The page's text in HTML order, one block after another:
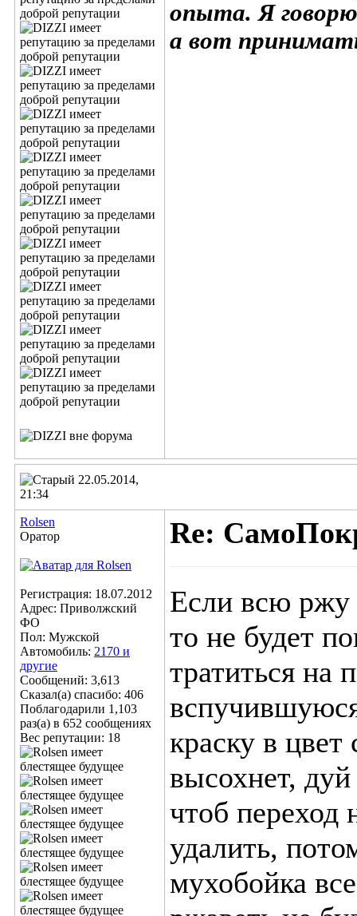
опыта. Я
а вот
22.05.2014,
21:34
Rolsen
Оратор
Регистрация: 18.07.2012
Адрес: Приволжский
ФО
Пол: Мужской
Автомобиль: 2170 и
другие
Сообщений: 3,613
Сказал(а) спасибо: 406
Поблагодарили 1,103
раз(а) в 652 сообщениях
Вес репутации: 18
Re:
Если всю ржу
то не будет
тратиться на
краску в цвет
высохнет,
чтоб
удалить,
мухобойка